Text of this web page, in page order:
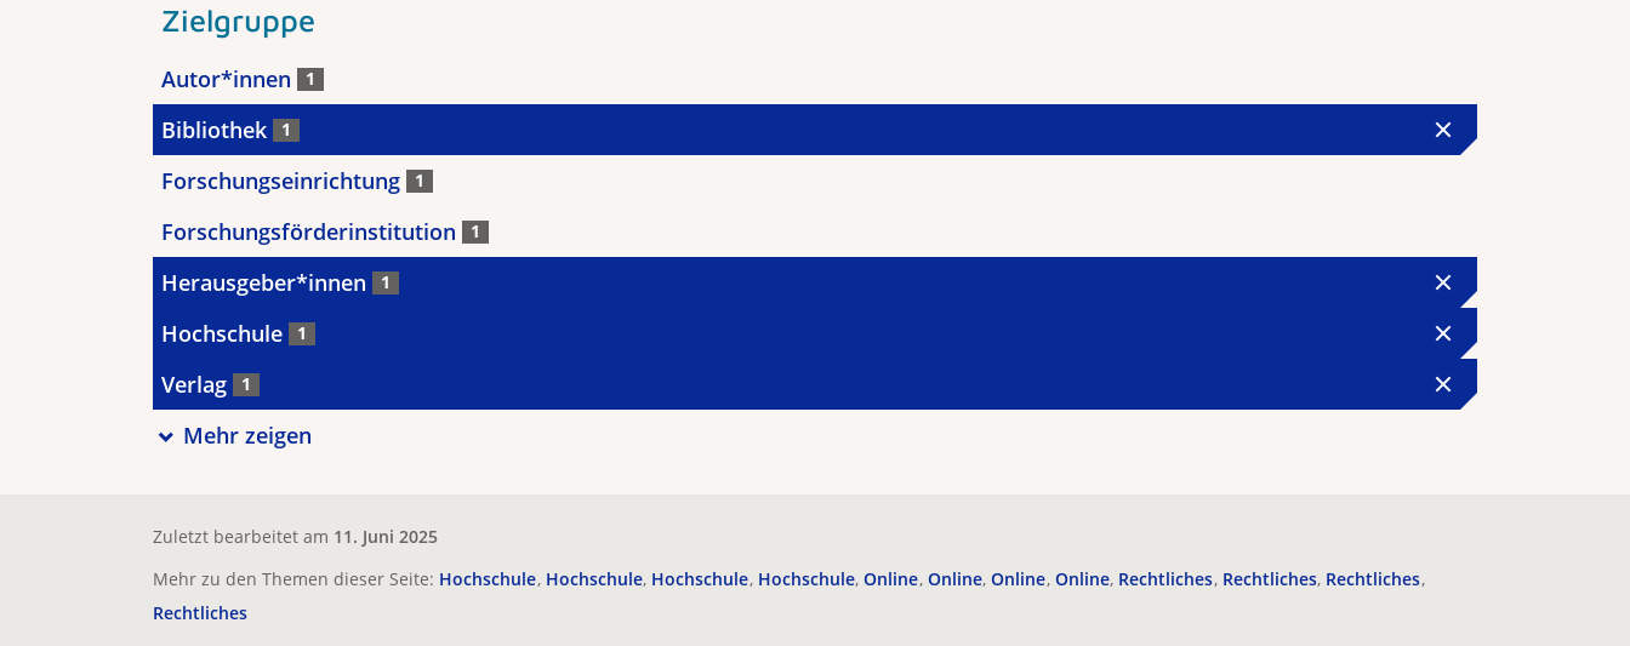
Zielgruppe
Autor*innen 1
Bibliothek 1
Forschungseinrichtung 1
Forschungsförderinstitution 1
Herausgeber*innen 1
Hochschule 1
Verlag 1
Mehr zeigen
Zuletzt bearbeitet am 11. Juni 2025
Mehr zu den Themen dieser Seite: Hochschule Hochschule Hochschule Hochschule Online Online Online Online Rechtliches Rechtliches Rechtliches
Rechtliches